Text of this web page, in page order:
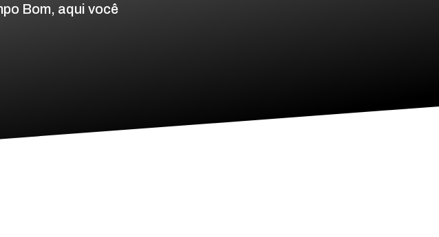
Bom, aqui você